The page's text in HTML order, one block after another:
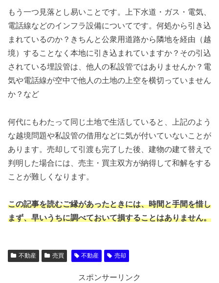
もう一つ見落とし易いことです。上下水道・ガス・電気、
電話線などのインフラ設備についてです。何処から引き込
まれているのか？きちんと公衆用道路から隣地を経由（越
境）することなく本地に引き込まれていますか？その引込
されている埋設管は、他人の私設管ではありませんか？電
気や電話線が空中で他人の土地の上空を横切っていません
か？など
何代にもわたって同じ土地で生活していると、上記のよう
な越境問題や私設管の借用などに気が付いていないことが
あります。売却して引渡も完了した後、建物の建て替えで
判明した場合には、売主・買主双方が納得して和解をする
ことが難しくなります。
この記事を読むご縁があったときには、時間と手間を惜し
まず、早いうちに調べておいて損することはありません。
不動産 売買 不動産 売却
スポンサーリンク